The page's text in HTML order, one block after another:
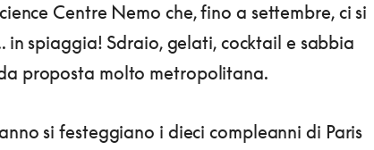
Centre Nemo che, fino a settembre, ci si
in spiaggia! Sdraio, gelati, cocktail e sabbia
proposta molto metropolitana.
si festeggiano i dieci compleanni di Paris